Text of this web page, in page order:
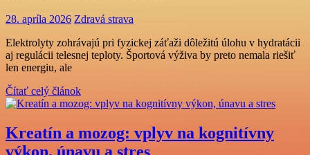
28. apríla 2026 Zdravá strava
Elektrolyty zohrávajú pri fyzickej záťaži dôležitú úlohu v hydratácii
aj regulácii telesnej teploty. Športová výživa by preto nemala riešiť
len energiu, ale
Čítať celý článok
Kreatín a mozog: vplyv na kognitívny